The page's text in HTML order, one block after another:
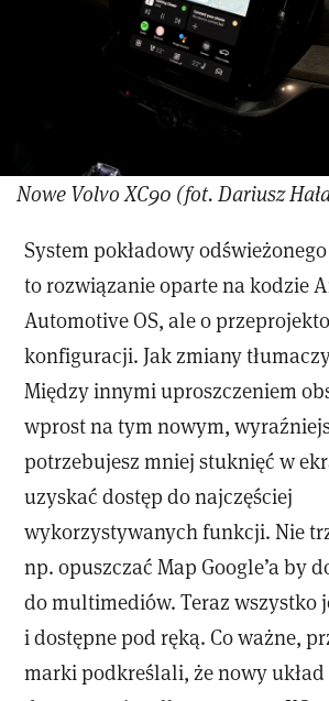
Nowe Volvo XC90 (fot. Dariusz
System pokładowy
to rozwiązanie oparte na kodzie
Automotive OS, ale o
konfiguracji. Jak zmiany
Między innymi uproszczeniem
wprost na tym nowym,
potrzebujesz mniej stuknięć w
uzyskać dostęp do najczęściej
wykorzystywanych funkcji. Nie
np. opuszczać Map Google’a by
do multimediów. Teraz wszystko
i dostępne pod ręką. Co ważne,
marki podkreślali, że nowy